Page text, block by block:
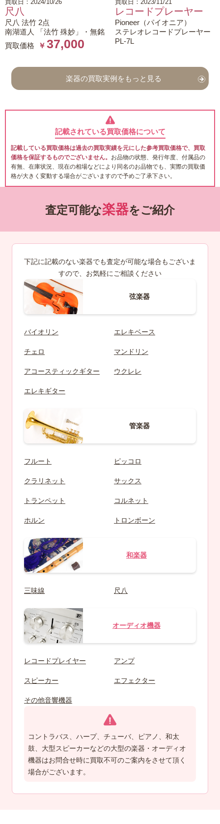
買取日：2024/10/26
尺八
尺八 法竹 2点
南湖道人 「法竹 殊妙」・無銘
買取価格
￥ 37,000
買取日：2023/11/21
レコードプレーヤー
Pioneer（パイオニア）
ステレオレコードプレーヤー
PL-7L
楽器の買取実例をもっと見る
記載されている買取価格について
記載している買取価格は過去の買取実績を元にした参考買取価格で、買取
価格を保証するものでございません。 お品物の状態、発行年度、付属品の
有無、在庫状況、現在の相場などにより同名のお品物でも、実際の買取価
格が大きく変動する場合がございますので予めご了承下さい。
査定可能な楽器をご紹介
下記に記載のない楽器でも査定が可能な場合もございま
すので、お気軽にご相談ください
弦楽器
バイオリン エレキベース
チェロ マンドリン
アコースティックギター ウクレレ
エレキギター
管楽器
フルート ピッコロ
クラリネット サックス
トランペット コルネット
ホルン トロンボーン
和楽器
三味線 尺八
オーディオ機器
レコードプレイヤー アンプ
スピーカー エフェクター
その他音響機器
コントラバス、ハープ、チューバ、ピアノ、和太
鼓、大型スピーカーなどの大型の楽器・オーディオ
機器はお問合せ時に買取不可のご案内をさせて頂く
場合がございます。